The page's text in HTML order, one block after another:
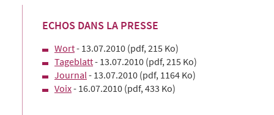
ECHOS DANS LA PRESSE
Wort- 13.07.2010 (pdf, 215 Ko)
Tageblatt- 13.07.2010 (pdf, 215 Ko)
Journal- 13.07.2010 (pdf, 1164 Ko)
Voix- 16.07.2010 (pdf, 433 Ko)